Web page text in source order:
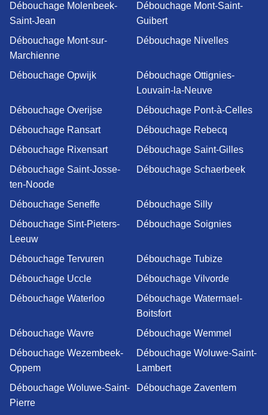
Débouchage Molenbeek-
Saint-Jean
Débouchage Mont-Saint-
Guibert
Débouchage Mont-sur-
Marchienne
Débouchage Nivelles
Débouchage Opwijk
Débouchage Ottignies-
Louvain-la-Neuve
Débouchage Overijse
Débouchage Pont-à-Celles
Débouchage Ransart
Débouchage Rebecq
Débouchage Rixensart
Débouchage Saint-Gilles
Débouchage Saint-Josse-
ten-Noode
Débouchage Schaerbeek
Débouchage Seneffe
Débouchage Silly
Débouchage Sint-Pieters-
Leeuw
Débouchage Soignies
Débouchage Tervuren
Débouchage Tubize
Débouchage Uccle
Débouchage Vilvorde
Débouchage Waterloo
Débouchage Watermael-
Boitsfort
Débouchage Wavre
Débouchage Wemmel
Débouchage Wezembeek-
Oppem
Débouchage Woluwe-Saint-
Lambert
Débouchage Woluwe-Saint-
Pierre
Débouchage Zaventem